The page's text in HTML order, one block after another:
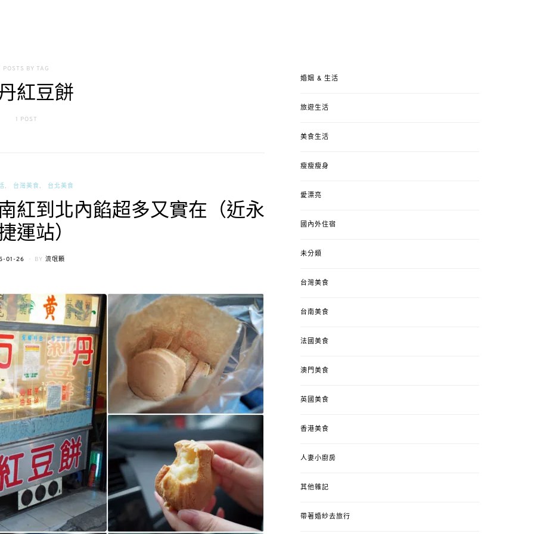
POSTS BY TAG
紅豆餅
1 POST
台灣美食 台北美食
紅到北內餡超多又實在（近永
運站）
01-26 BY 流氓顆
婚姻 & 生活
旅遊生活
美食生活
瘦瘦瘦身
愛漂亮
國內外住宿
未分類
台灣美食
台南美食
法國美食
澳門美食
英國美食
香港美食
人妻小廚房
其他雜記
帶著婚紗去旅行